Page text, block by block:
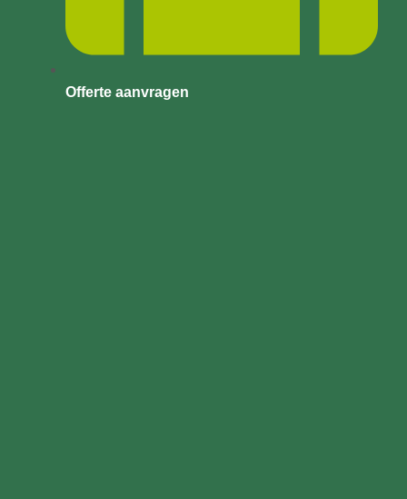
Offerte aanvragen